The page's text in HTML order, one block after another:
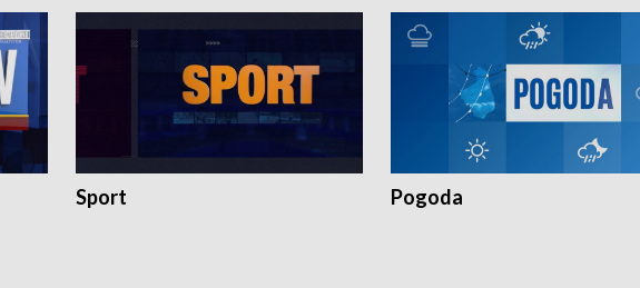
Sport Pogoda